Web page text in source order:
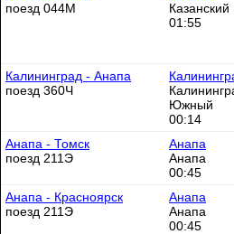
поезд 044М
Казанский
01:55
Калининград - Анапа
поезд 360Ч
Южный
00:14
Анапа - Томск
поезд 211Э
Анапа
Анапа
00:45
Анапа - Красноярск
поезд 211Э
Анапа
Анапа
00:45